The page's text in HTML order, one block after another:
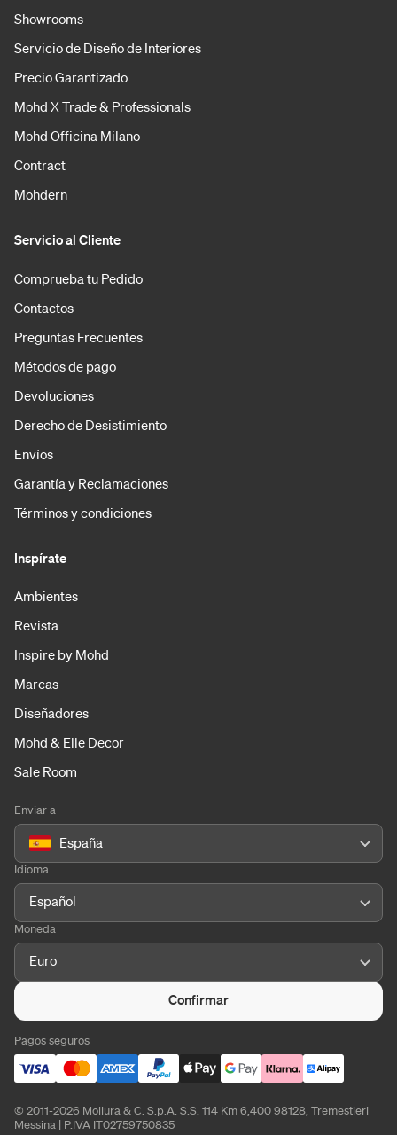
Showrooms
Servicio de Diseño de Interiores
Precio Garantizado
Mohd X Trade & Professionals
Mohd Officina Milano
Contract
Mohdern
Servicio al Cliente
Comprueba tu Pedido
Contactos
Preguntas Frecuentes
Métodos de pago
Devoluciones
Derecho de Desistimiento
Envíos
Garantía y Reclamaciones
Términos y condiciones
Inspírate
Ambientes
Revista
Inspire by Mohd
Marcas
Diseñadores
Mohd & Elle Decor
Sale Room
Enviar a
España
Idioma
Español
Moneda
Euro
Confirmar
Pagos seguros
© 2011-2026 Mollura & C. S.p.A. S.S. 114 Km 6,400 98128, Tremestieri
Messina | P.IVA IT02759750835